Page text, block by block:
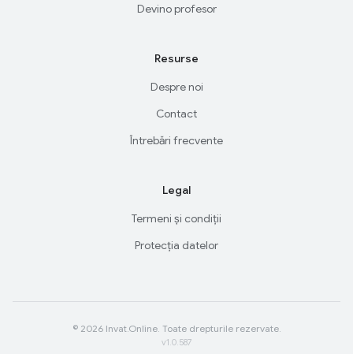
Devino profesor
Resurse
Despre noi
Contact
Întrebări frecvente
Legal
Termeni și condiții
Protecția datelor
© 2026 Invat.Online. Toate drepturile rezervate.
v1.0.587